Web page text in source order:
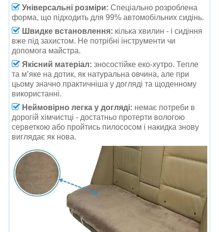
Універсальні розміри: Спеціально розроблена
форма, що підходить для 99% автомобільних сидінь.
Швидке встановлення: кілька хвилин - і сидіння
вже під захистом. Не потрібні інструменти чи
допомога майстра.
Якісний матеріал: зносостійке еко-хутро. Тепле
та м’яке на дотик, як натуральна овчина, але при
цьому значно практичніша у догляді та щоденному
використанні.
Неймовірно легка у догляді: немає потреби в
дорогій хімчистці - достатньо протерти вологою
серветкою або пройтись пилососом і накидка знову
виглядає як нова.